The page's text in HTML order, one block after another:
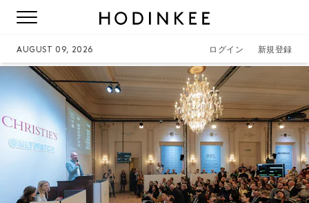
AUGUST 09, 2026 ログイン 新規登録